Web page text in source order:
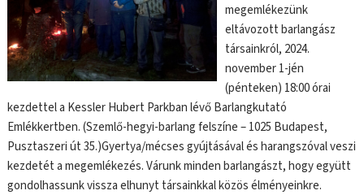
megemlékezünk
eltávozott barlangász
társainkról, 2024.
november 1-jén
(pénteken) 18:00 órai
kezdettel a Kessler Hubert Parkban lévő Barlangkutató
Emlékkertben. (Szemlő-hegyi-barlang felszíne – 1025 Budapest,
Pusztaszeri út 35.)Gyertya/mécses gyújtásával és harangszóval veszi
kezdetét a megemlékezés. Várunk minden barlangászt, hogy együtt
gondolhassunk vissza elhunyt társainkkal közös élményeinkre.